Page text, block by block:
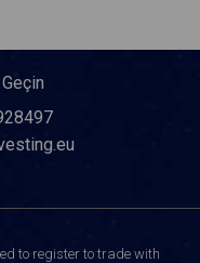
to register to trade with